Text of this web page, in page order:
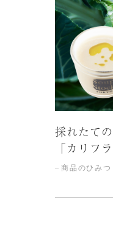
採れたて
「カリフ
商品のひみつ